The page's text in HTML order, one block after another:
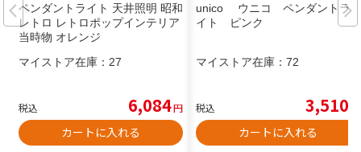
ペンダントライト 天井照明 昭和
レトロ レトロポップインテリア
当時物 オレンジ
マイストア在庫： 27
税込 6,084円
カートに入れる
unico ウニコ ペンダントラ
イト ピンク
マイストア在庫： 72
税込 3,510
カートに入れる